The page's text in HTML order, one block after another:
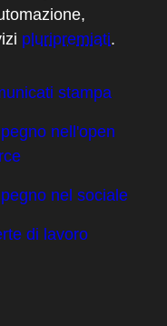
pluripremiati.
stampa
nell'open
nel sociale
di lavoro